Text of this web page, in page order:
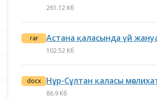
261.12 Кб
rar Астана қаласында үй
102.52 Кб
docx Нұр-Сұлтан қаласы
86.9 Кб